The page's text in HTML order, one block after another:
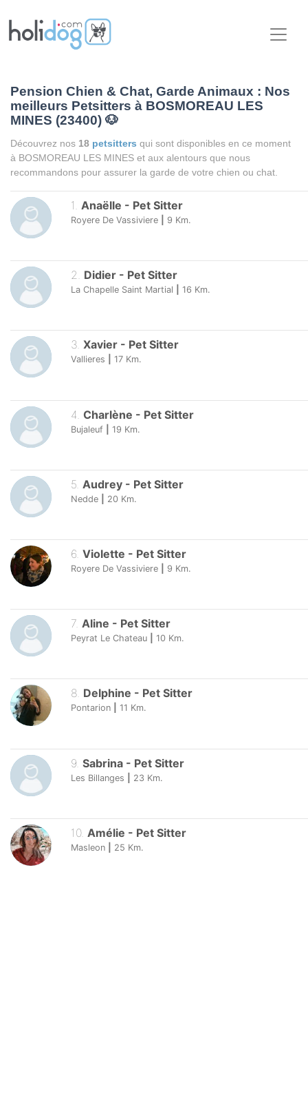
Pension Chien & Chat, Garde Animaux : Nos
meilleurs Petsitters à BOSMOREAU LES
MINES (23400) 🐶
Découvrez nos 18 petsitters qui sont disponibles en ce moment
à BOSMOREAU LES MINES et aux alentours que nous
recommandons pour assurer la garde de votre chien ou chat.
1. Anaëlle - Pet Sitter
Royere De Vassiviere 9 Km.
2. Didier - Pet Sitter
La Chapelle Saint Martial 16 Km.
3. Xavier - Pet Sitter
Vallieres 17 Km.
4 Charlène - Pet Sitter
Bujaleuf 19 Km.
5 Audrey - Pet Sitter
Nedde 20 Km.
6. Violette - Pet Sitter
Royere De Vassiviere 9 Km.
7. Aline - Pet Sitter
Peyrat Le Chateau 10 Km.
8. Delphine - Pet Sitter
Pontarion 11 Km.
9 Sabrina - Pet Sitter
Les Billanges 23 Km.
10. Amélie - Pet Sitter
Masleon 25 Km.